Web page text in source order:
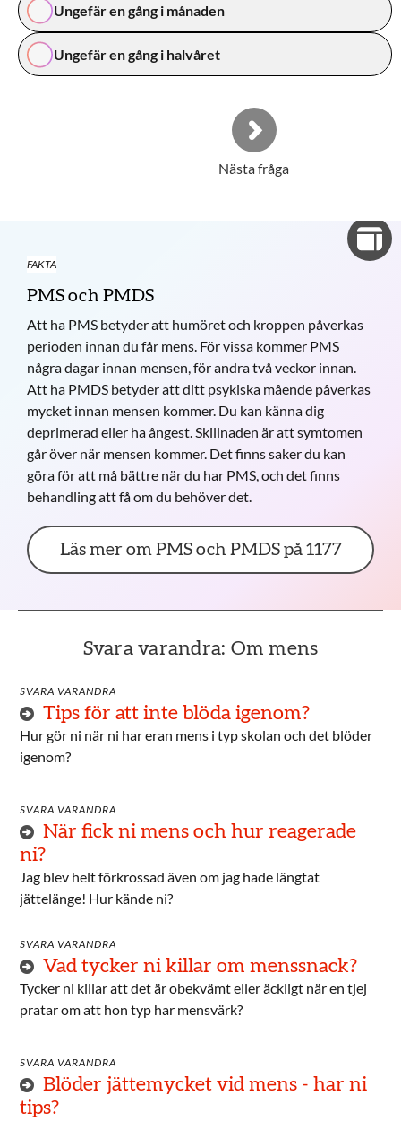
Ungefär en gång i månaden
Ungefär en gång i halvåret
Nästa fråga
FAKTA
PMS och PMDS
Att ha PMS betyder att humöret och kroppen påverkas
perioden innan du får mens. För vissa kommer PMS
några dagar innan mensen, för andra två veckor innan.
Att ha PMDS betyder att ditt psykiska mående påverkas
mycket innan mensen kommer. Du kan känna dig
deprimerad eller ha ångest. Skillnaden är att symtomen
går över när mensen kommer. Det finns saker du kan
göra för att må bättre när du har PMS, och det finns
behandling att få om du behöver det.
Läs mer om PMS och PMDS på 1177
Svara varandra: Om mens
SVARA VARANDRA
Tips för att inte blöda igenom?
Hur gör ni när ni har eran mens i typ skolan och det blöder
igenom?
SVARA VARANDRA
När fick ni mens och hur reagerade
ni?
Jag blev helt förkrossad även om jag hade längtat
jättelänge! Hur kände ni?
SVARA VARANDRA
Vad tycker ni killar om menssnack?
Tycker ni killar att det är obekvämt eller äckligt när en tjej
pratar om att hon typ har mensvärk?
SVARA VARANDRA
Blöder jättemycket vid mens - har ni
tips?